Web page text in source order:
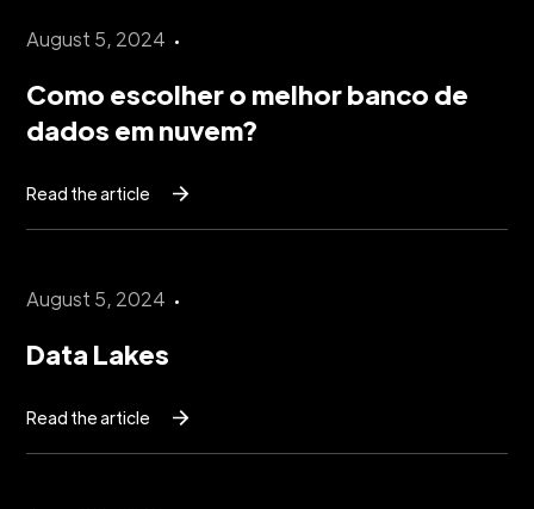
August 5, 2024
Como escolher o melhor banco de
dados em nuvem?
Read the article
August 5, 2024
Data Lakes
Read the article